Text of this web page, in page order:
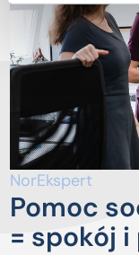
NorEkspert
Pomoc
= spokój